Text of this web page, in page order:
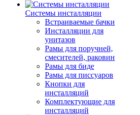
Системы инсталляции
Встраиваемые бачки
Инсталляции для
унитазов
Рамы для поручней,
смесителей, раковин
Рамы для биде
Рамы для писсуаров
Кнопки для
инсталляций
Комплектующие для
инсталляций